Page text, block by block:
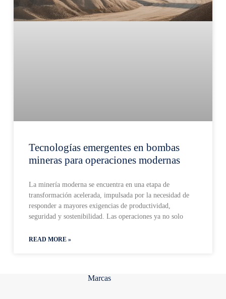
Tecnologías emergentes en bombas
mineras para operaciones modernas
La minería moderna se encuentra en una etapa de
transformación acelerada, impulsada por la necesidad de
responder a mayores exigencias de productividad,
seguridad y sostenibilidad. Las operaciones ya no solo
READ MORE »
Marcas